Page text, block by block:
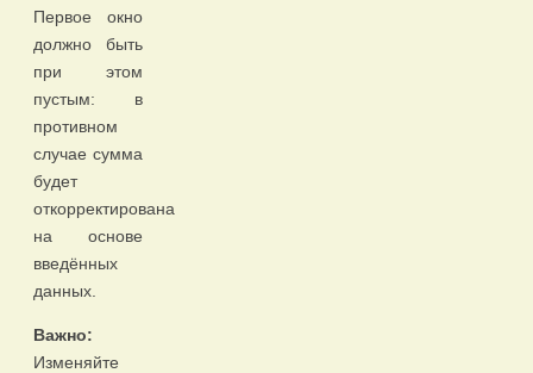
Первое окно
должно быть
при этом
пустым: в
противном
случае сумма
будет
откорректирована
на основе
введённых
данных.
Важно:
Изменяйте